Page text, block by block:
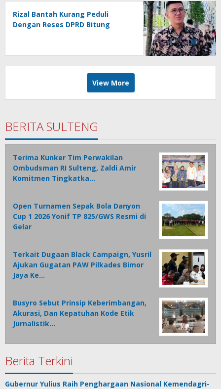
Rizal Bantah Kurang Peduli
Dengan Reses DPRD Bitung
View More
BERITA SULTENG
Terima Kunker Tim Perwakilan
Ombudsman RI Sulteng, Zaldi Amir
Komitmen Tingkatka…
Open Turnamen Sepak Bola Danyon
Cup 1 2026 Yonif TP 825/GWS Resmi di
Gelar
Terkait Dugaan Black Campaign, Yusril
Ajukan Gugatan PAW Pilkades Bimor
Jaya Ke…
Busyro Sebut Prinsip Keberimbangan,
Akurasi, Dan Kepatuhan Kode Etik
Jurnalistik…
Berita Terkini
Gubernur Yulius Raih Penghargaan Nasional Kemendagri-